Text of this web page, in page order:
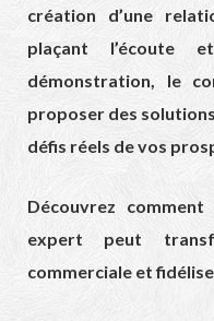
création d’une
plaçant l’écoute
démonstration, le
proposer des
défis réels de vos
Découvrez
expert peut
commerciale et